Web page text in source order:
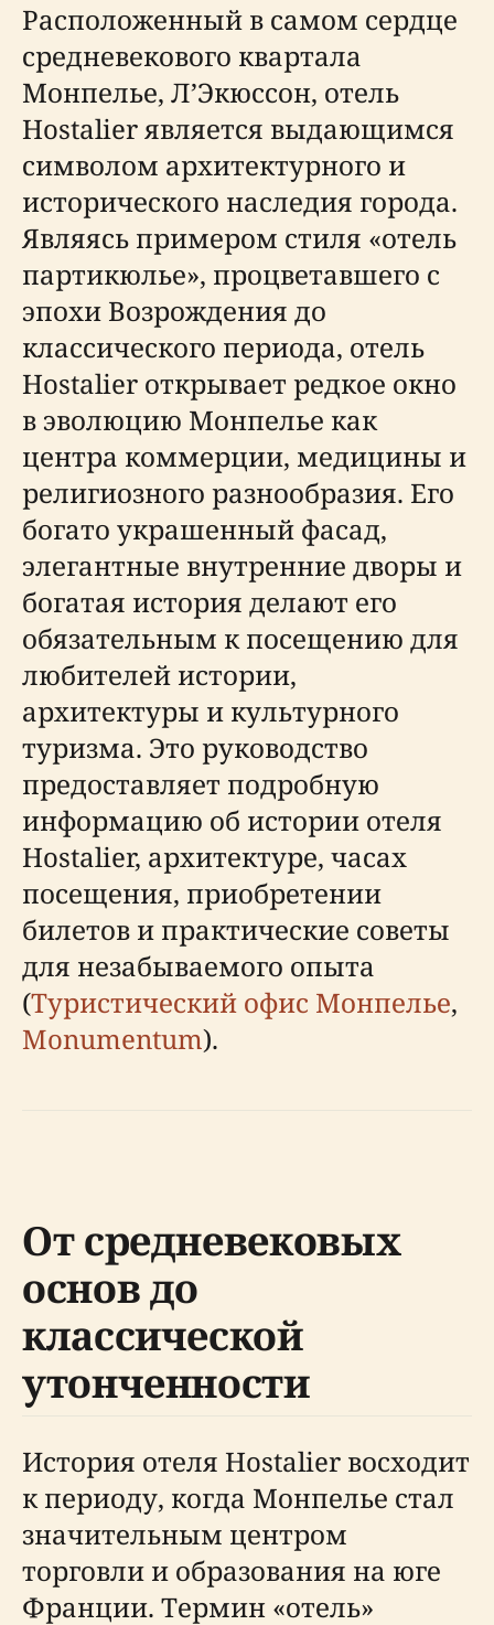
Расположенный в самом сердце
средневекового квартала
Монпелье, Л’Экюссон, отель
Hostalier является выдающимся
символом архитектурного и
исторического наследия города.
Являясь примером стиля «отель
партикюлье», процветавшего с
эпохи Возрождения до
классического периода, отель
Hostalier открывает редкое окно
в эволюцию Монпелье как
центра коммерции, медицины и
религиозного разнообразия. Его
богато украшенный фасад,
элегантные внутренние дворы и
богатая история делают его
обязательным к посещению для
любителей истории,
архитектуры и культурного
туризма. Это руководство
предоставляет подробную
информацию об истории отеля
Hostalier, архитектуре, часах
посещения, приобретении
билетов и практические советы
для незабываемого опыта
(Туристический офис Монпелье,
Monumentum).
От средневековых
основ до
классической
утонченности
История отеля Hostalier восходит
к периоду, когда Монпелье стал
значительным центром
торговли и образования на юге
Франции. Термин «отель»